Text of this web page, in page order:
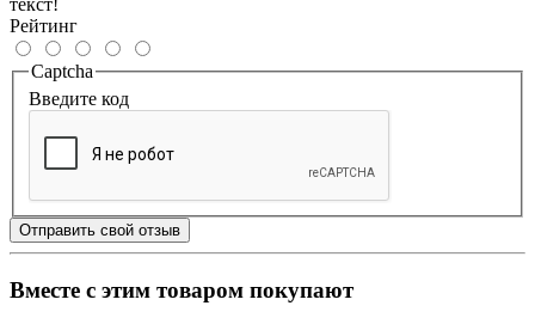
Рейтинг
Captcha
Введите код
Отправить свой отзыв
Вместе с этим товаром покупают